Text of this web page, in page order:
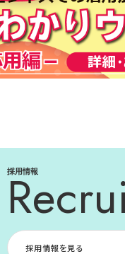
採用情報
採用情報を見る